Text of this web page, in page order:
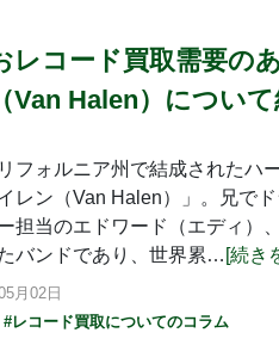
レコード買取需要の
Van Halen）について
フォルニア州で結成されたハ
レン（Van Halen）」。兄で
担当のエドワード（エディ）
バンドであり、世界累… [続き
月02日
#レコード買取についてのコラム